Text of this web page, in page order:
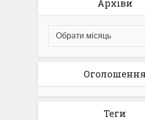
Архіви
Оголошення
Теги